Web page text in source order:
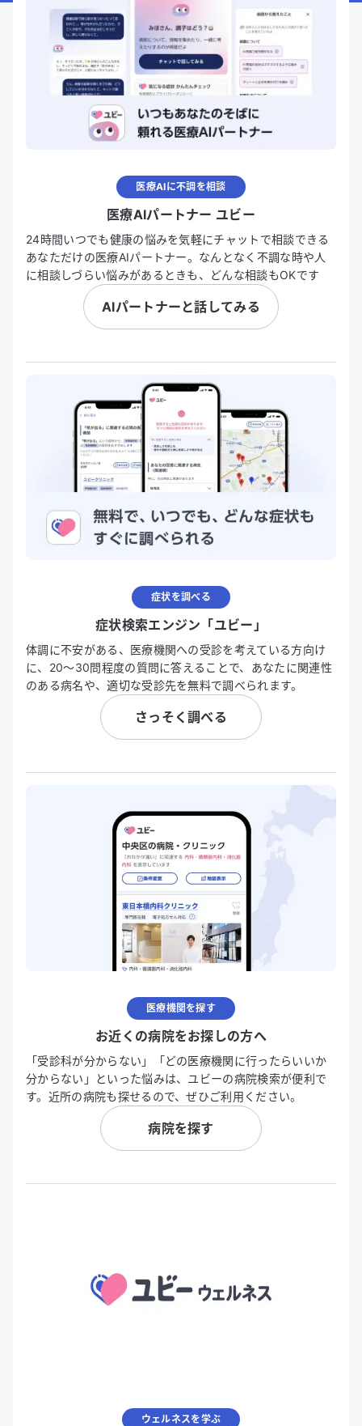
医療AIに不調を相談
医療AIパートナー ユビー
24時間いつでも健康の悩みを気軽にチャットで相談できる
あなただけの医療AIパートナー。なんとなく不調な時や人
に相談しづらい悩みがあるときも、どんな相談もOKです
AIパートナーと話してみる
症状を調べる
症状検索エンジン「ユビー」
体調に不安がある、医療機関への受診を考えている方向け
に、20〜30問程度の質問に答えることで、あなたに関連性
のある病名や、適切な受診先を無料で調べられます。
さっそく調べる
医療機関を探す
お近くの病院をお探しの方へ
「受診科が分からない」「どの医療機関に行ったらいいか
分からない」といった悩みは、ユビーの病院検索が便利で
す。近所の病院も探せるので、ぜひご利用ください。
病院を探す
ウェルネスを学ぶ